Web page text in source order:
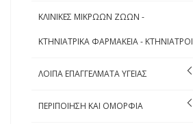
ΚΛΙΝΙΚΕΣ ΜΙΚΡΩΩΝ ΖΩΩΝ -
ΚΤΗΝΙΑΤΡΙΚΑ ΦΑΡΜΑΚΕΙΑ - ΚΤΗΝΙΑΤΡΟΙ
ΛΟΙΠΑ ΕΠΑΓΓΕΛΜΑΤΑ ΥΓΕΙΑΣ
ΠΕΡΙΠΟΙΗΣΗ ΚΑΙ ΟΜΟΡΦΙΑ